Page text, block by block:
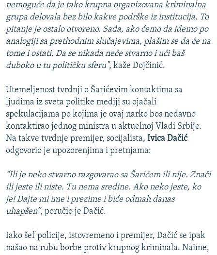
nemoguće da je tako krupna organizovana kriminalna
grupa delovala bez bilo kakve podrške iz institucija. To
pitanje je ostalo otvoreno. Sada, ako ćemo da idemo po
analogiji sa prethodnim slučajevima, plašim se da će na
tome i ostati. Da se nikada neće stvarno i ući baš
duboko u tu političku sferu", kaže Dojčinić.
Utemeljenost tvrdnji o Šarićevim kontaktima sa
ljudima iz sveta politike mediji su ojačali
spekulacijama po kojima je ovaj narko bos nedavno
kontaktirao jednog ministra u aktuelnoj Vladi Srbije.
Na takve tvrdnje premijer, socijalista, Ivica Dačić
odgovorio je upozorenjima i pretnjama:
“Ili je neko stvarno razgovarao sa Šarićem ili nije. Znači
ili jeste ili niste. Tu nema sredine. Ako neko jeste, ko
je! Dajte mi ime i prezime i biće odmah danas
uhapšen”, poručio je Dačić.
Iako šef policije, istovremeno i premijer, Dačić se ipak
našao na rubu borbe protiv krupnog kriminala. Naime,